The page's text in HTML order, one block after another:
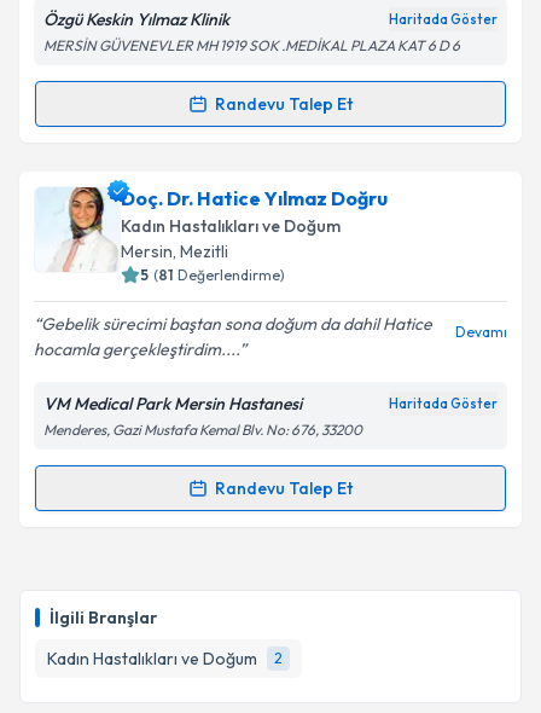
İlgili Branşlar
Kadın Hastalıkları ve Doğum
2
Kişisel verilerimin işlenmesine ilişkinAydınlatma
Metni'ni okudum ve kişisel verilerimin belirtilen
kapsamda işlenmesini kabul ediyorum.
Özgü Keskin Yılmaz Klinik Haritada Göster
MERSİN GÜVENEVLER MH 1919 SOK .MEDİKAL PLAZA KAT 6 D 6
Randevu Talep Et
Randevu Takvimi Talebi
Op. Dr. Özgü Keskin Yılmaziçin randevu takvimi
talebi oluşturun. Size bu uzmandan randevu almanız
için bir takvim hazırlandığında e-posta ile
bilgilendireceğiz.
E-posta Adresiniz
Kişisel verilerimin işlenmesine ilişkin
Metni'ni okudum ve kişisel verilerimin belirtilen
kapsamda işlenmesini kabul ediyorum.
Doç. Dr. Hatice Yılmaz Doğru
Kadın Hastalıkları ve Doğum
Mersin, Mezitli
5 (81 Değerlendirme)
Gebelik sürecimi baştan sona doğum da dahil Hatice
hocamla gerçekleştirdim....
Devamı
VM Medical Park Mersin Hastanesi Haritada Göster
Menderes, Gazi Mustafa Kemal Blv. No: 676, 33200
Randevu Talep Et
Randevu Takvimi Talebi
için bir takvim hazırlandığında e-posta ile
bilgilendireceğiz.
E-posta Adresiniz